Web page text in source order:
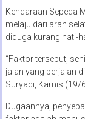
Kendaraan Sepeda
melaju dari arah
diduga kurang hati-
“Faktor tersebut,
jalan yang berjalan
Suryadi, Kamis (19/
Dugaannya,